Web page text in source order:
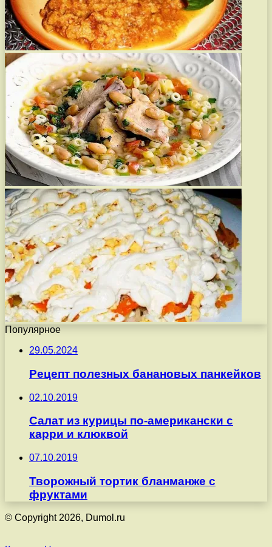
Популярное
29.05.2024
Рецепт полезных банановых панкейков
02.10.2019
Салат из курицы по-американски с
карри и клюквой
07.10.2019
Творожный тортик бланманже с
фруктами
© Copyright 2026, Dumol.ru